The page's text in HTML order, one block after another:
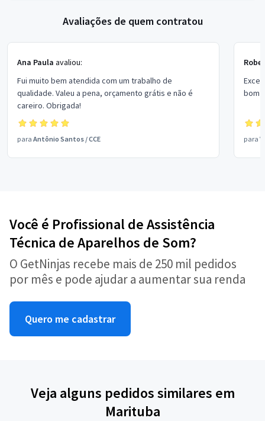
Avaliações de quem contratou
Ana Paula avaliou:
Fui muito bem atendida com um trabalho de
qualidade. Valeu a pena, orçamento grátis e não é
careiro. Obrigada!
para Antônio Santos /CCE
bom
para
Você é Profissional de Assistência
Técnica de Aparelhos de Som?
O GetNinjas recebe mais de 250 mil pedidos
por mês e pode ajudar a aumentar sua renda
Quero me cadastrar
Veja alguns pedidos similares em
Marituba